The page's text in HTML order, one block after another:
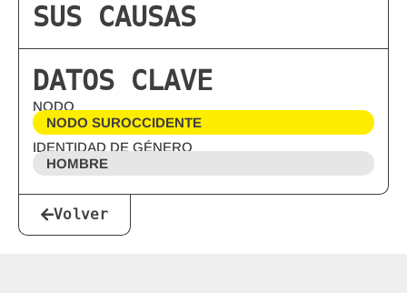
SUS CAUSAS
DATOS CLAVE
NODO
NODO SUROCCIDENTE
IDENTIDAD DE GÉNERO
HOMBRE
Volver